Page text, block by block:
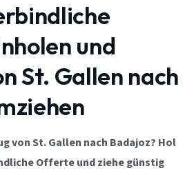
und
St. Gallen nach
von St. Gallen nach Badajoz? Hol
Offerte und ziehe günstig